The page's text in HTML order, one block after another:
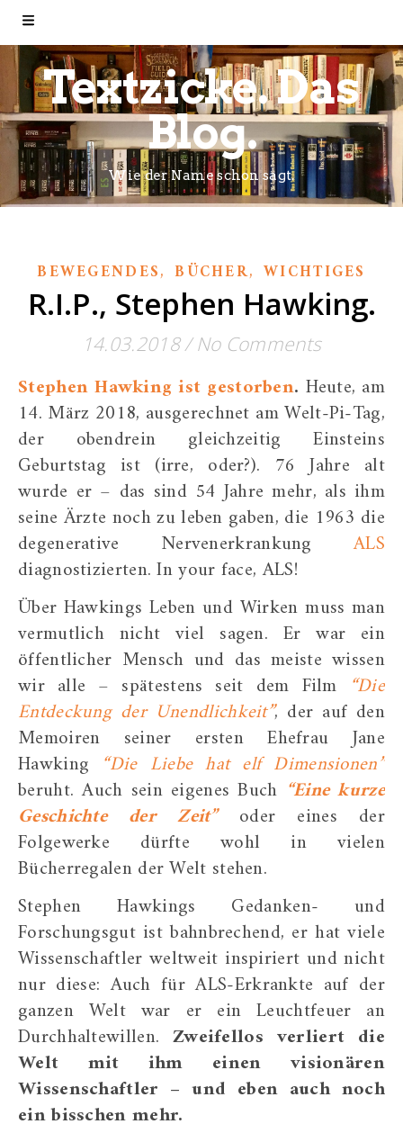
Textzicke. Das
Blog.
Wie der Name schon sagt.
BEWEGENDES,BÜCHER,WICHTIGES
R.I.P., Stephen Hawking.
14.03.2018/ No Comments
Stephen Hawking ist gestorben. Heute, am
14. März 2018, ausgerechnet am Welt-Pi-Tag,
der obendrein gleichzeitig Einsteins
Geburtstag ist (irre, oder?). 76 Jahre alt
wurde er – das sind 54 Jahre mehr, als ihm
seine Ärzte noch zu leben gaben, die 1963 die
degenerative NervenerkrankungALS
diagnostizierten. In your face, ALS!
Über Hawkings Leben und Wirken muss man
vermutlich nicht viel sagen. Er war ein
öffentlicher Mensch und das meiste wissen
wir alle – spätestens seit dem Film “Die
Entdeckung der Unendlichkeit”, der auf den
Memoiren seiner ersten Ehefrau Jane
Hawking “Die Liebe hat elf Dimensionen”
beruht. Auch sein eigenes Buch “Eine kurze
Geschichte der Zeit”oder eines der
Folgewerke dürfte wohl in vielen
Bücherregalen der Welt stehen.
Stephen Hawkings Gedanken- und
Forschungsgut ist bahnbrechend, er hat viele
Wissenschaftler weltweit inspiriert und nicht
nur diese: Auch für ALS-Erkrankte auf der
ganzen Welt war er ein Leuchtfeuer an
Durchhaltewillen. Zweifellos verliert die
Welt mit ihm einen visionären
Wissenschaftler – und eben auch noch
ein bisschen mehr.